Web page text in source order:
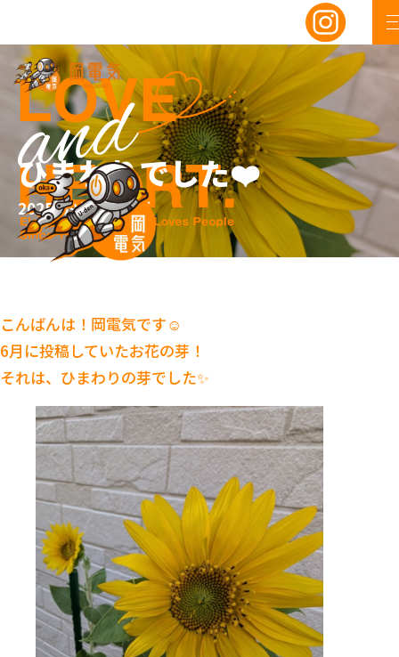
ひまわりでした❤️
2025/09/26ブログ
こんばんは！岡電気です☺️
6月に投稿していたお花の芽！
それは、ひまわりの芽でした✨